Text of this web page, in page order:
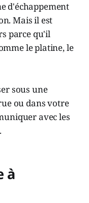
d'échappement
Mais il est
parce qu'il
le platine, le
sous une
ou dans votre
avec les
à